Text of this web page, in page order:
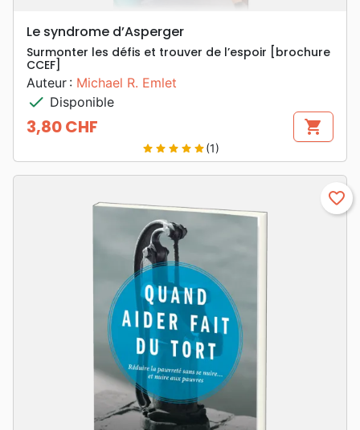
Le syndrome d’Asperger
Surmonter les défis et trouver de l’espoir [brochure
CCEF]
Auteur : Michael R. Emlet
check Disponible
Prix
3,80 CHF shopping_cart
star star star star star(1)
favorite_border